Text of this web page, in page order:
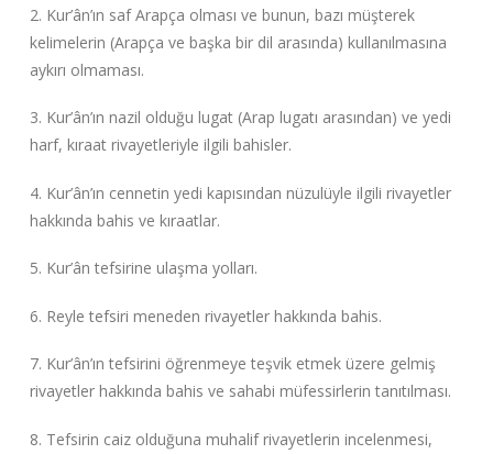
2. Kur’ân’ın saf Arapça olması ve bunun, bazı müşterek
kelimelerin (Arapça ve başka bir dil arasında) kullanılmasına
aykırı olmaması.
3. Kur’ân’ın nazil olduğu lugat (Arap lugatı arasından) ve yedi
harf, kıraat rivayetleriyle ilgili bahisler.
4. Kur’ân’ın cennetin yedi kapısından nüzulüyle ilgili rivayetler
hakkında bahis ve kıraatlar.
5. Kur’ân tefsirine ulaşma yolları.
6. Reyle tefsiri meneden rivayetler hakkında bahis.
7. Kur’ân’ın tefsirini öğrenmeye teşvik etmek üzere gelmiş
rivayetler hakkında bahis ve sahabi müfessirlerin tanıtılması.
8. Tefsirin caiz olduğuna muhalif rivayetlerin incelenmesi,